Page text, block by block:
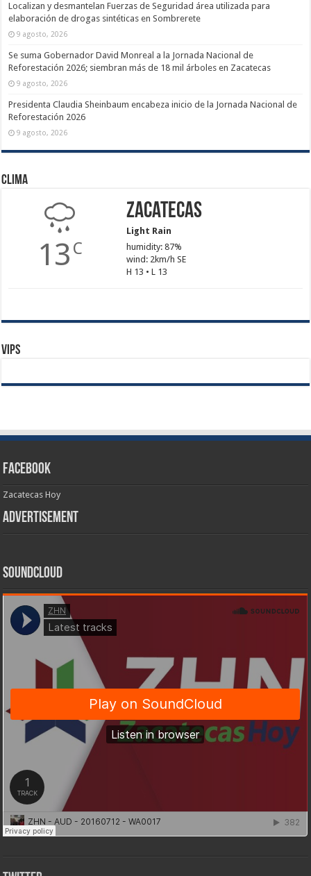
Localizan y desmantelan Fuerzas de Seguridad área utilizada para
elaboración de drogas sintéticas en Sombrerete
9 agosto, 2026
Se suma Gobernador David Monreal a la Jornada Nacional de
Reforestación 2026; siembran más de 18 mil árboles en Zacatecas
9 agosto, 2026
Presidenta Claudia Sheinbaum encabeza inicio de la Jornada Nacional de
Reforestación 2026
9 agosto, 2026
Clima
13 C
Zacatecas
Light Rain
humidity: 87%
wind: 2km/h SE
H 13 • L 13
Vips
Facebook
Zacatecas Hoy
Advertisement
SoundCloud